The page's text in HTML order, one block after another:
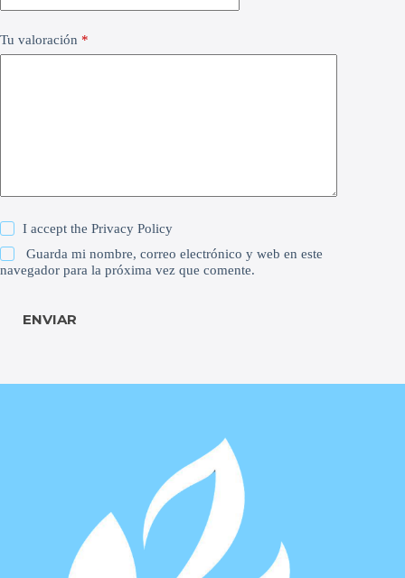
Tu valoración *
I accept thePrivacy Policy
Guarda mi nombre, correo electrónico y web en este
navegador para la próxima vez que comente.
ENVIAR